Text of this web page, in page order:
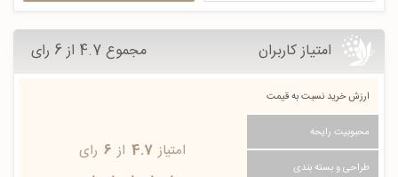
امتیاز کاربران مجموع 4.7 از 6 رای
ارزش خرید نسبت به قیمت
محبوبیت رایحه
طراحی و بسته بندی
امتیاز 4.7 از 6 رای